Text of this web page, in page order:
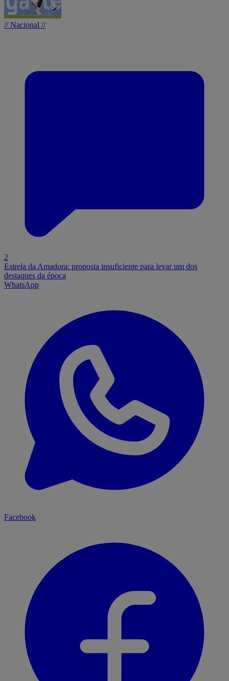
// Nacional //
2
Estrela da Amadora: proposta insuficiente para levar um dos
destaques da época
WhatsApp
Facebook